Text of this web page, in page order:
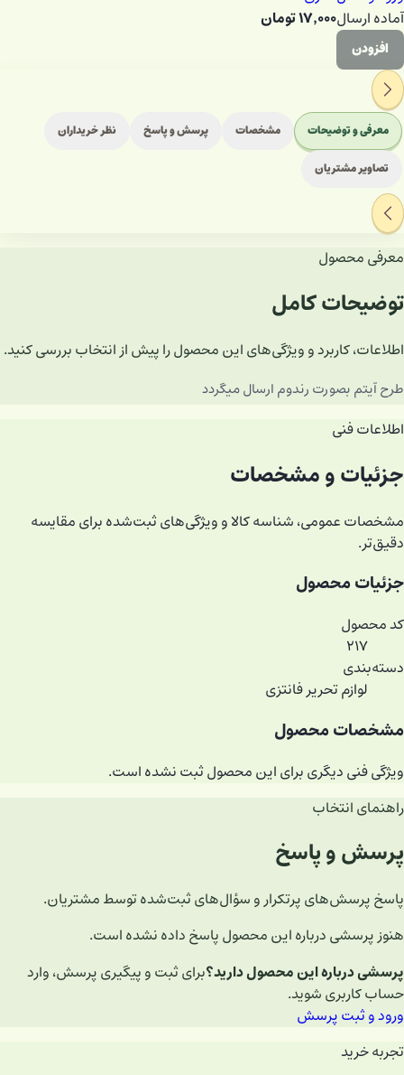
آماده ارسال۱۷٬۰۰۰تومان
افزودن
معرفی و توضیحات مشخصات پرسش و پاسخ نظر خریداران
تصاویر مشتریان
معرفی محصول
توضیحات کامل
اطلاعات، کاربرد و ویژگی‌های این محصول را پیش از انتخاب بررسی کنید.
طرح آیتم بصورت رندوم ارسال میگردد
اطلاعات فنی
جزئیات و مشخصات
مشخصات عمومی، شناسه کالا و ویژگی‌های ثبت‌شده برای مقایسه
دقیق‌تر.
جزئیات محصول
کد محصول
۲۱۷
دسته‌بندی
لوازم تحریر فانتزی
مشخصات محصول
ویژگی فنی دیگری برای این محصول ثبت نشده است.
راهنمای انتخاب
پرسش و پاسخ
پاسخ پرسش‌های پرتکرار و سؤال‌های ثبت‌شده توسط مشتریان.
هنوز پرسشی درباره این محصول پاسخ داده نشده است.
پرسشی درباره این محصول دارید؟برای ثبت و پیگیری پرسش، وارد
حساب کاربری شوید.
ورود و ثبت پرسش
تجربه خرید